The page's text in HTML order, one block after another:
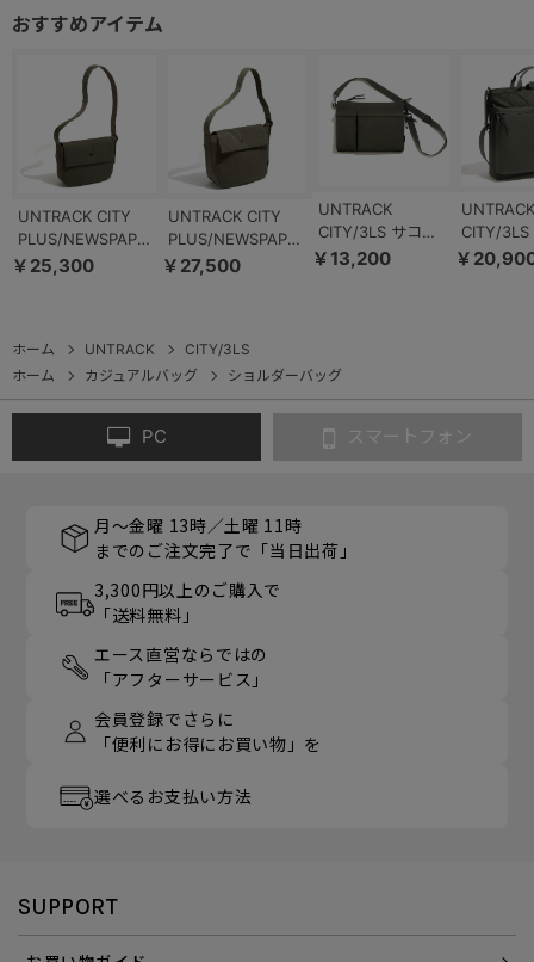
UNTRACK CITY
PLUS/NEWSPAPER
ニュースペーパー
￥25,300
UNTRACK CITY
PLUS/NEWSPAPER
ニュースペーパー
￥27,500
UNTRACK
CITY/3LS サコッ
シュS 60372
￥13,200
UNTRACK
CITY/3LS
ット トー
￥
ホーム UNTRACK
CITY/3LS
ホーム
カジュアルバッグ ショルダーバッグ
PC スマートフォン
月～金曜 13時／土曜 11時
までのご注文完了で「当日出荷」
3,300円以上のご購入で
「送料無料」
エース直営ならではの
「アフターサービス」
会員登録でさらに
「便利にお得にお買い物」を
選べるお支払い方法
SUPPORT